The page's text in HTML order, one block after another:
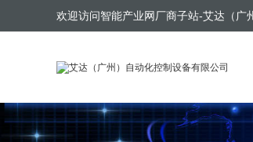
欢迎访问智能产业网厂商子站-艾达（广